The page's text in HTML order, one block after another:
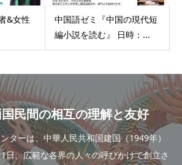
&女性
中国語ゼミ『中国の現代短
編小説を読む』 日時：...
民間の相互の理解と友好
ターは、中華人民共和国建国（1949年）
日、広範な各界の人々の呼びかけで創立さ